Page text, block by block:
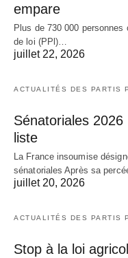
empare
Plus de 730 000
de loi (PPl)…
juillet 22, 2026
ACTUALITÉS DES PARTIS
Sénatoriales
liste
La France insoumise
sénatoriales Après sa
juillet 20, 2026
ACTUALITÉS DES PARTIS
Stop à la loi